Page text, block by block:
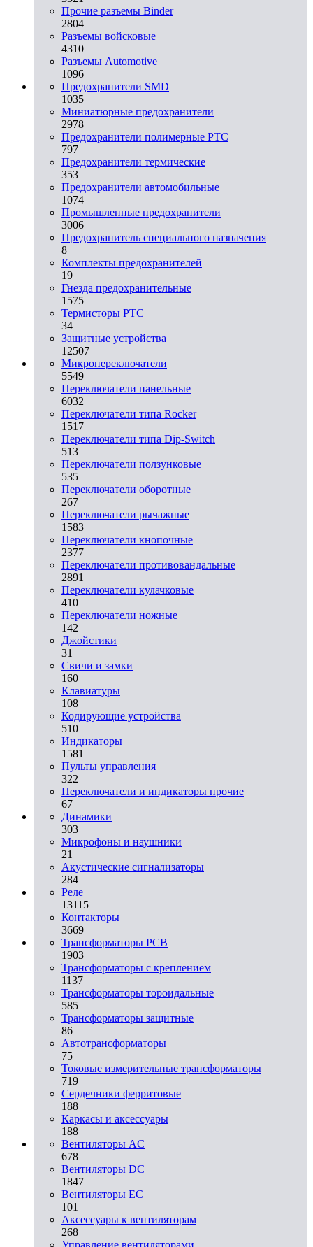
Прочие разъемы Binder
2804
Разъемы войсковые
4310
Разъeмы Automotive
1096
Предохранители SMD
1035
Миниатюрные предохранители
2978
Предохранители полимерные PTC
797
Предохранители термические
353
Предохранители автомобильные
1074
Промышленные предохранители
3006
Предохранитель специального назначения
8
Комплекты предохранителей
19
Гнезда предохранительные
1575
Термисторы PTC
34
Защитные устройства
12507
Микропереключатели
5549
Переключатели панельные
6032
Переключатели типа Rocker
1517
Переключатели типа Dip-Switch
513
Переключатели ползунковые
535
Переключатели оборотные
267
Переключатели рычажные
1583
Переключатели кнопочные
2377
Переключатели противовандальные
2891
Переключатели кулачковые
410
Переключатели ножные
142
Джойстики
31
Свичи и замки
160
Клавиатуры
108
Кодирующие устройства
510
Индикаторы
1581
Пульты управления
322
Переключатели и индикаторы прочие
67
Динамики
303
Микрофоны и наушники
21
Акустические сигнализаторы
284
Реле
13115
Контакторы
3669
Трансформаторы PCB
1903
Трансформаторы с креплением
1137
Трансформаторы тороидальные
585
Трансформаторы защитные
86
Автотрансформаторы
75
Токовые измерительные трансформаторы
719
Сердечники ферритовые
188
Каркасы и аксессуары
188
Вентиляторы AC
678
Вентиляторы DC
1847
Вентиляторы EC
101
Аксессуары к вентиляторам
268
Управление вентиляторами